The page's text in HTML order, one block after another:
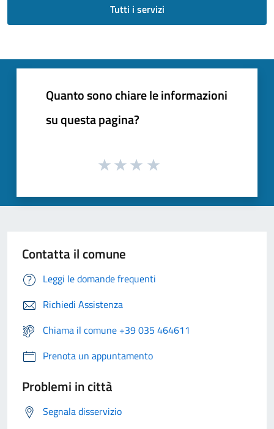
Tutti i servizi
Quanto sono chiare le informazioni
su questa pagina?
Contatta il comune
Leggi le domande frequenti
Richiedi Assistenza
Chiama il comune +39 035 464611
Prenota un appuntamento
Problemi in città
Segnala disservizio